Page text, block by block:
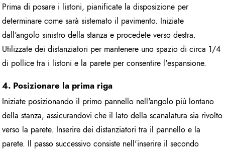
Prima di posare i listoni, pianificate la disposizione per
determinare come sarà sistemato il pavimento. Iniziate
dall'angolo sinistro della stanza e procedete verso destra.
Utilizzate dei distanziatori per mantenere uno spazio di circa 1/4
di pollice tra i listoni e la parete per consentire l'espansione.
4. Posizionare la prima riga
Iniziate posizionando il primo pannello nell'angolo più lontano
della stanza, assicurandovi che il lato della scanalatura sia rivolto
verso la parete. Inserire dei distanziatori tra il pannello e la
parete. Il passo successivo consiste nell'inserire il secondo